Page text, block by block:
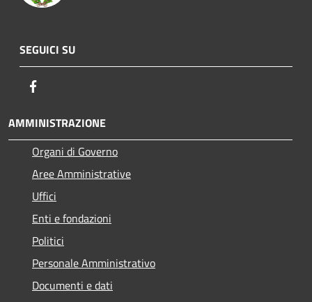
SEGUICI SU
AMMINISTRAZIONE
Organi di Governo
Aree Amministrative
Uffici
Enti e fondazioni
Politici
Personale Amministrativo
Documenti e dati